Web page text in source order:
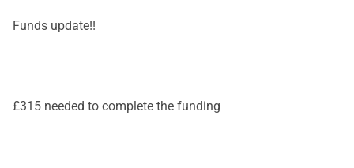
Funds update!!
£315 needed to complete the funding